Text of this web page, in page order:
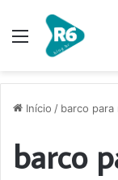
Menu
Início / barco
barco